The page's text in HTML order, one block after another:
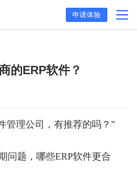
申请体验
的ERP软件？
管理公司，有推荐的吗？”
问题，哪些ERP软件更合